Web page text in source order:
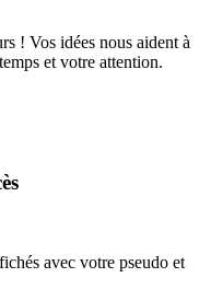
! Vos idées nous aident à
et votre attention.
avec votre pseudo et